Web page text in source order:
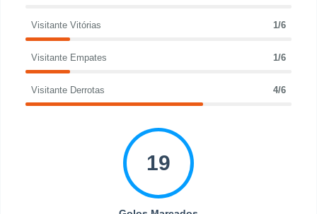
Visitante Vitórias 1/6
Visitante Empates 1/6
Visitante Derrotas 4/6
19